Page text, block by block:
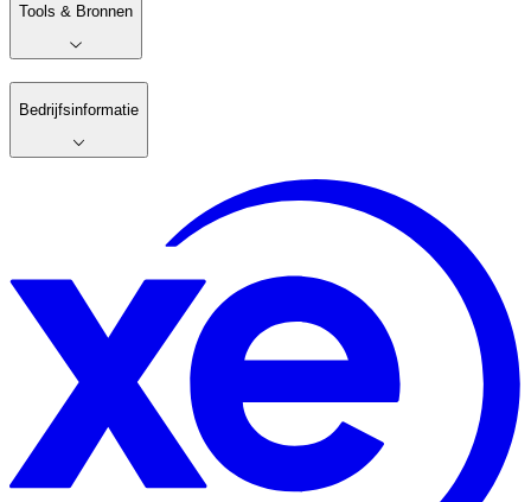
Tools & Bronnen
Bedrijfsinformatie